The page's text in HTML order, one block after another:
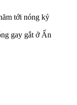
gay gắt ở Ấn